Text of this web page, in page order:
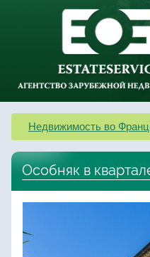
Недвижимость во
Особняк в